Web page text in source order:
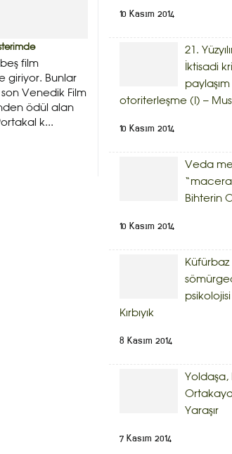
film
giriyor. Bunlar
son Venedik Film
ödül alan
k...
10 Kasım 2014
21.
İktisadi
paylaşım
otoriterleşme (I) –
10 Kasım 2014
Veda
Bihterin
10 Kasım 2014
Kırbıyık
8 Kasım 2014
Yoldaşa,
Yaraşır
7 Kasım 2014